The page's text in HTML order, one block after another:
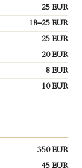
25 EUR
18–25 EUR
25 EUR
20 EUR
8 EUR
10 EUR
350 EUR
45 EUR